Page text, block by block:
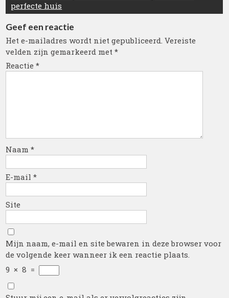
perfecte huis
Geef een reactie
Het e-mailadres wordt niet gepubliceerd. Vereiste
velden zijn gemarkeerd met*
Reactie*
Naam*
E-mail*
Site
Mijn naam, e-mail en site bewaren in deze browser voor
de volgende keer wanneer ik een reactie plaats.
9 × 8 =